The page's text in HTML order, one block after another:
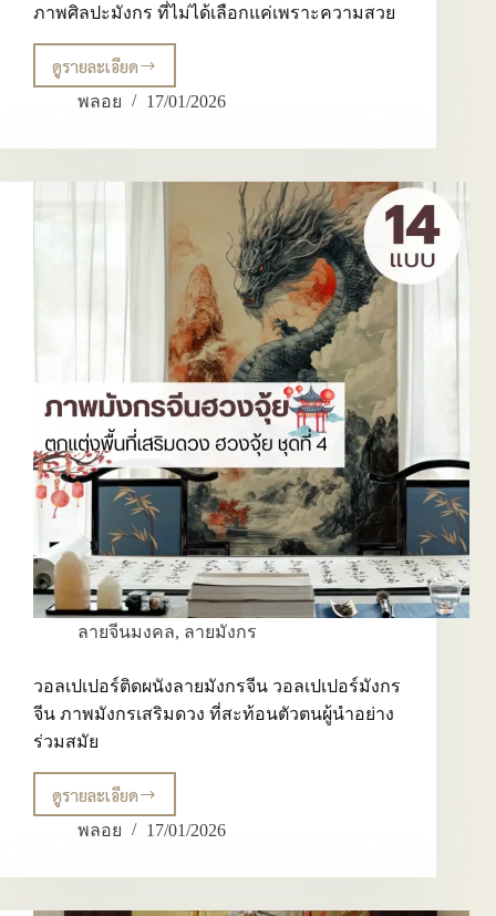
ภาพศิลปะมังกร ที่ไม่ได้เลือกแค่เพราะความสวย
ดูรายละเอียดวอลเปเปอร์
ภาพ
ผนัง
เลือก
แค่
เพราะ
ความ
สวย
พลอย 17/01/2026
ลายจีนมงคล, ลายมังกร
วอลเปเปอร์ติดผนังลายมังกรจีน วอลเปเปอร์มังกร
จีน ภาพมังกรเสริมดวง ที่สะท้อนตัวตนผู้นำอย่าง
ร่วมสมัย
ดูรายละเอียดวอลเปเปอร์
ติด
จีน
พลอย 17/01/2026